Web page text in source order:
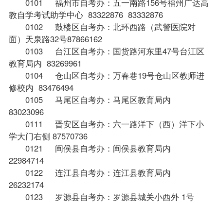
教自学考试助学中心 83322876 83332876
0102 鼓楼区自考办：北环西路（武警医院对
面）天泉路32号87866162
0103 台江区自考办：国货路河东里47号台江区
教育局内 83269961
0104 仓山区自考办：万春巷19号仓山区教师进
修校内 83476494
0105 马尾区自考办：马尾区教育局内
83023096
0111 晋安区自考办：六一路洋下（西）洋下小
学大门右侧 87570736
0121 闽侯县自考办：闽侯县教育局内
22984714
0122 连江县自考办：连江县教育局内
26232174
0123 罗源县自考办：罗源县城关小西外 1号